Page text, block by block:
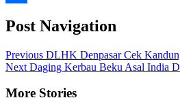
Post Navigation
Previous DLHK Denpasar Cek
Next Daging Kerbau Beku Asal India
More Stories